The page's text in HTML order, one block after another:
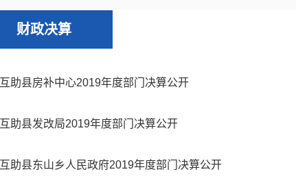
财政决算
互助县房补中心2019年度部门决算公开
互助县发改局2019年度部门决算公开
互助县东山乡人民政府2019年度部门决算公开